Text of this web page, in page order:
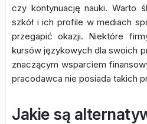
czy kontynuację nauki. Warto
szkół i ich profile w mediach
przegapić okazji. Niektóre
kursów językowych dla swoich
znaczącym wsparciem
pracodawca nie posiada takich
Jakie są